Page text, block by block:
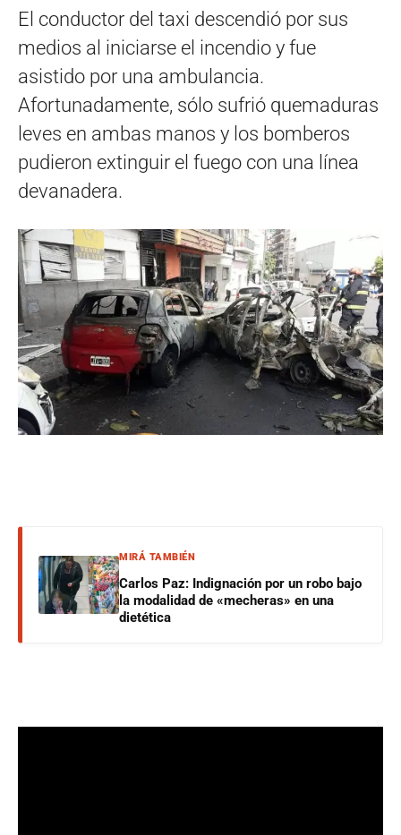
El conductor del taxi descendió por sus
medios al iniciarse el incendio y fue
asistido por una ambulancia.
Afortunadamente, sólo sufrió quemaduras
leves en ambas manos y los bomberos
pudieron extinguir el fuego con una línea
devanadera.
MIRÁ TAMBIÉN
Carlos Paz: Indignación por un robo bajo
la modalidad de «mecheras» en una
dietética